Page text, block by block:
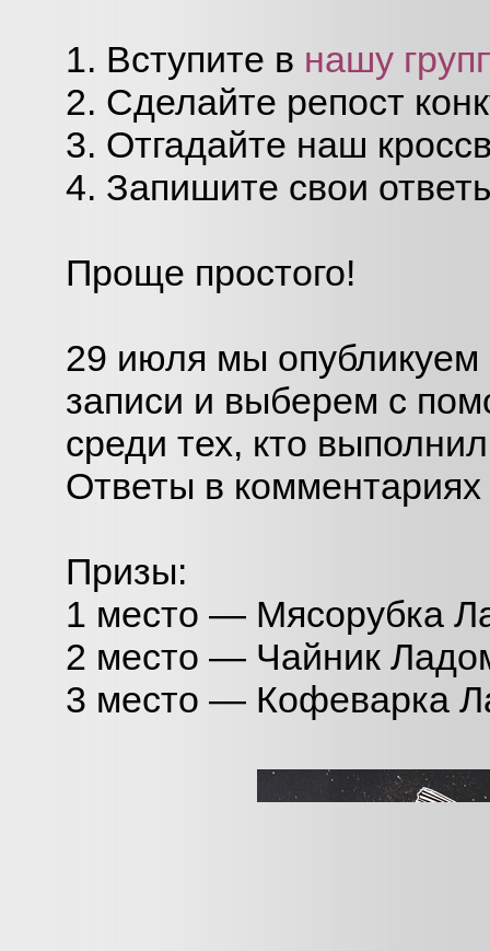
1. Вступите в нашу
2. Сделайте репост
3. Отгадайте наш
4. Запишите свои
Проще простого!
29 июля мы опубликуем
записи и выберем с
среди тех, кто
Ответы в
Призы:
1 место — Мясорубка
2 место — Чайник
3 место — Кофеварка